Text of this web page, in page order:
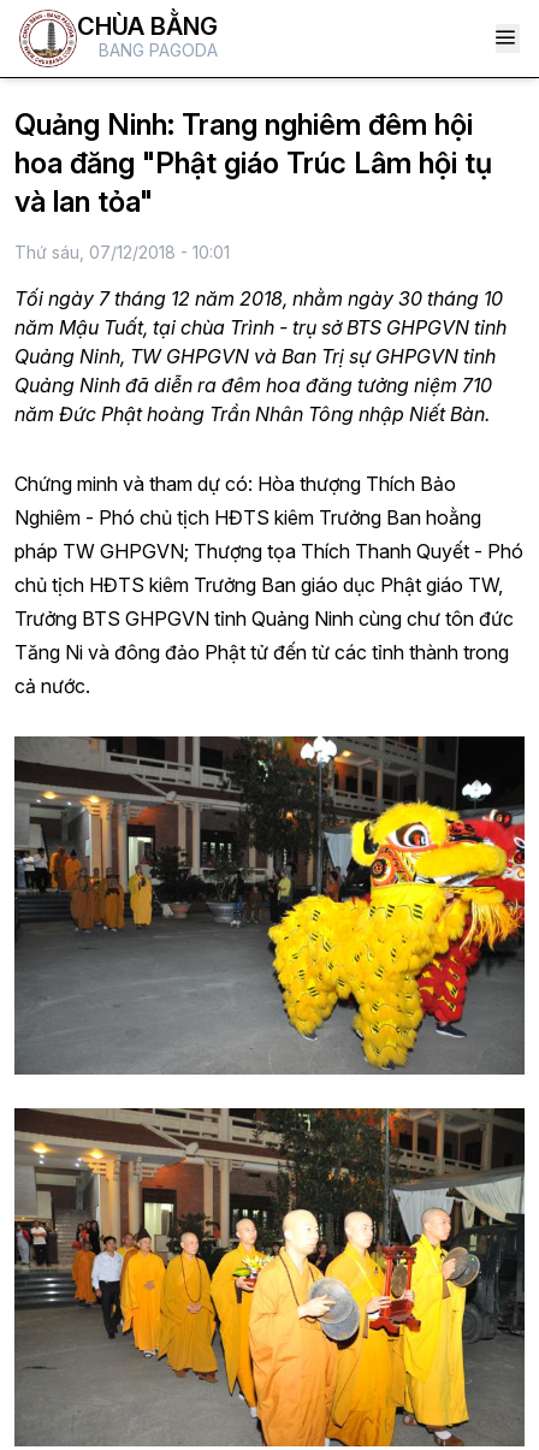
CHÙA BẰNG
BANG PAGODA
Quảng Ninh: Trang nghiêm đêm hội
hoa đăng "Phật giáo Trúc Lâm hội tụ
và lan tỏa"
Thứ sáu, 07/12/2018 - 10:01
Tối ngày 7 tháng 12 năm 2018, nhằm ngày 30 tháng 10
năm Mậu Tuất, tại chùa Trình - trụ sở BTS GHPGVN tỉnh
Quảng Ninh, TW GHPGVN và Ban Trị sự GHPGVN tỉnh
Quảng Ninh đã diễn ra đêm hoa đăng tưởng niệm 710
năm Đức Phật hoàng Trần Nhân Tông nhập Niết Bàn.
Chứng minh và tham dự có: Hòa thượng Thích Bảo
Nghiêm - Phó chủ tịch HĐTS kiêm Trưởng Ban hoằng
pháp TW GHPGVN; Thượng tọa Thích Thanh Quyết - Phó
chủ tịch HĐTS kiêm Trưởng Ban giáo dục Phật giáo TW,
Trưởng BTS GHPGVN tỉnh Quảng Ninh cùng chư tôn đức
Tăng Ni và đông đảo Phật tử đến từ các tỉnh thành trong
cả nước.